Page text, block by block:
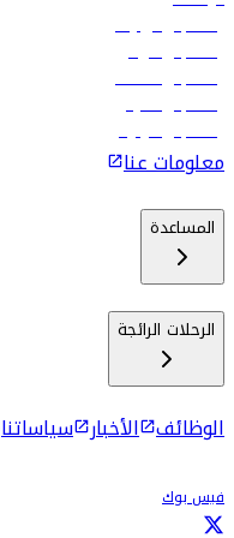
رحلات إلى تبيليسي
رحلات إلى الرياض
رحلات إلى مسقط
رحلات إلى ماليه
رحلات إلى كولومبو
معلومات عنا
المساعدة
الرحلات الرائجة
الوظائف الأخبار سياساتنا
فيس بوك